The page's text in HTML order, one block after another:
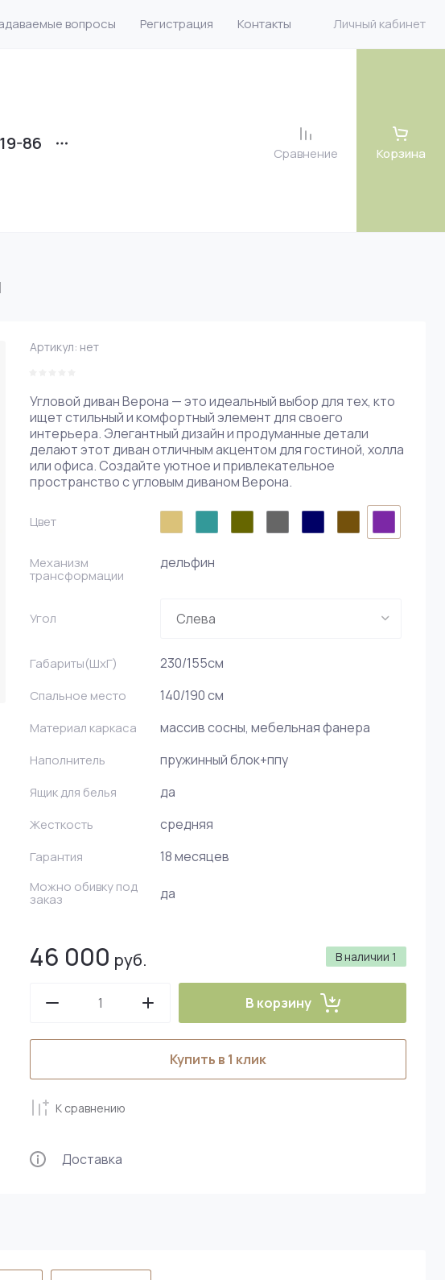
вопросы Регистрация Контакты Личный кабинет
86 Сравнение Корзина
кровати
еврокнижка велюр
аккордеон велюр
диваны
Артикул: нет
Угловой диван Верона — это идеальный выбор для тех, кто
ищет стильный и комфортный элемент для своего
интерьера. Элегантный дизайн и продуманные детали
делают этот диван отличным акцентом для гостиной, холла
или офиса. Создайте уютное и привлекательное
пространство с угловым диваном Верона.
Цвет
Механизм
трансформации
дельфин
Угол
Габариты(ШxГ) 230/155см
Спальное место 140/190 см
Материал каркаса массив сосны, мебельная фанера
Наполнитель пружинный блок+ппу
Ящик для белья да
Жесткость средняя
Гарантия 18 месяцев
Можно обивку под
заказ да
В наличии 1
46 000 руб.
В корзину
Купить в 1 клик
К сравнению
Доставка